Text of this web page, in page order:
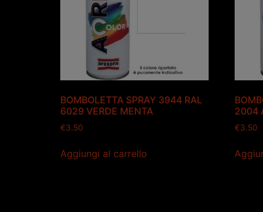
BOMBOLETTA SPRAY 3944 RAL
6029 VERDE MENTA
€3.50
Aggiungi al carrello
2004
€3.50